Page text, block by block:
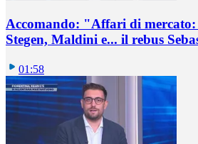
Accomando: "Affari di mercato:
Stegen, Maldini e... il rebus
01:58